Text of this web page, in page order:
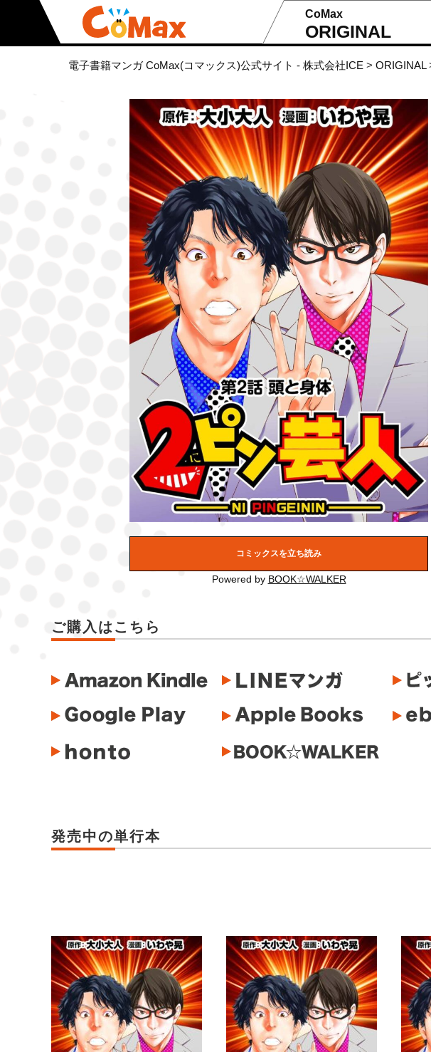
CoMax
ORIGINAL
電子書籍マンガ CoMax(コマックス)公式サイト - 株式会社ICE > ORIGINAL
コミックスを立ち読み
Powered by BOOK☆WALKER
ご購入はこちら
発売中の単行本